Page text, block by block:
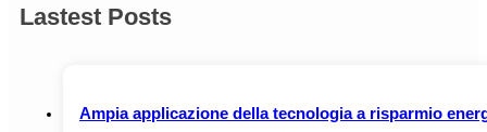
Lastest Posts
Ampia applicazione della tecnologia a risparmio